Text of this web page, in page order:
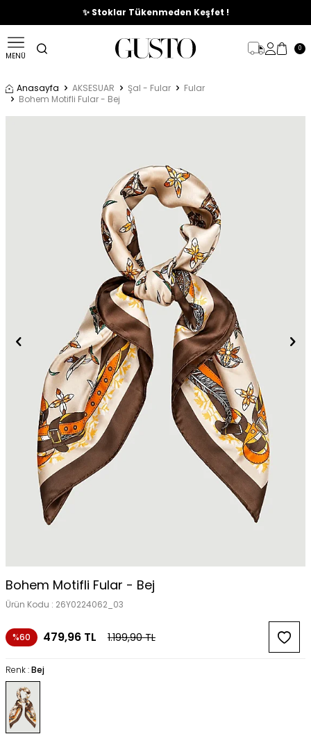
🎉%70'e Varan Büyük Yaz İndirim Başladı !
✨ Stoklar Tükenmeden Keşfet !
MENÜ
0
Anasayfa AKSESUAR Şal - Fular
Fular
Bohem Motifli Fular - Bej
Bohem Motifli Fular - Bej
Ürün Kodu : 26Y0224062_03
%60 479,96 TL 1.199,90TL
Renk :Bej